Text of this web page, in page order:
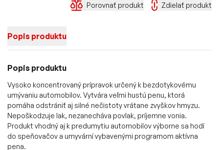
Porovnať produkt Zdielať produkt
Popis produktu
Popis produktu
Vysoko koncentrovaný prípravok určený k bezdotykovému
umývaniu automobilov. Vytvára veľmi hustú penu, ktorá
pomáha odstrániť aj silné nečistoty vrátane zvyškov hmyzu.
Nepoškodzuje lak, nezanecháva povlak, príjemne vonia.
Produkt vhodný aj k predumytiu automobilov výborne sa hodí
do speňovačov a umyvární vybavenými programom aktívna
pena.